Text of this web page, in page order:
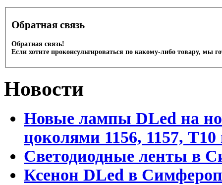
Обратная связь
Обратная связь!
Если хотите проконсультироваться по какому-либо товару, мы
Новости
Новые лампы DLed на
цоколями 1156, 1157,
Светодиодные ленты в
Ксенон DLed в